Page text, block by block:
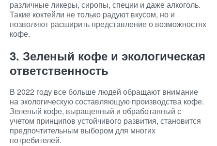
различные ликеры, сиропы, специи и даже алкоголь.
Такие коктейли не только радуют вкусом, но и
позволяют расширить представление о возможностях
кофе.
3. Зеленый кофе и экологическая
ответственность
В 2022 году все больше людей обращают внимание
на экологическую составляющую производства кофе.
Зеленый кофе, выращенный и обработанный с
учетом принципов устойчивого развития, становится
предпочтительным выбором для многих
потребителей.